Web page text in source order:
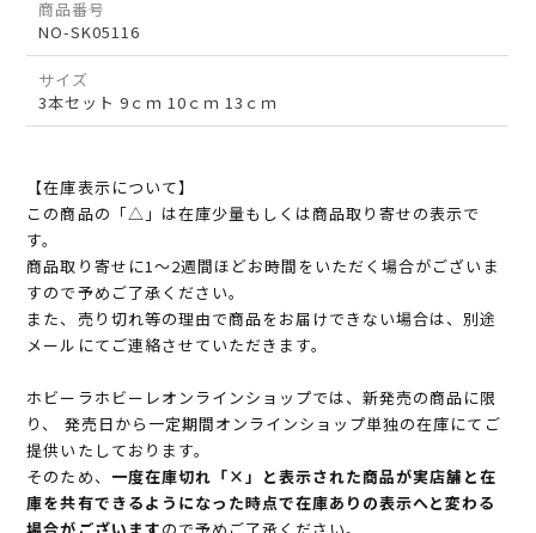
商品番号
NO-SK05116
サイズ
3本セット 9ｃｍ 10ｃｍ 13ｃｍ
【在庫表示について】
この商品の「△」は在庫少量もしくは商品取り寄せの表示で
す。
商品取り寄せに1～2週間ほどお時間をいただく場合がございま
すので予めご了承ください。
また、売り切れ等の理由で商品をお届けできない場合は、別途
メールにてご連絡させていただきます。
ホビーラホビーレオンラインショップでは、新発売の商品に限
り、 発売日から一定期間オンラインショップ単独の在庫にてご
提供いたしております。
そのため、 一度在庫切れ「×」と表示された商品が実店舗と在
庫を共有できるようになった時点で在庫ありの表示へと変わる